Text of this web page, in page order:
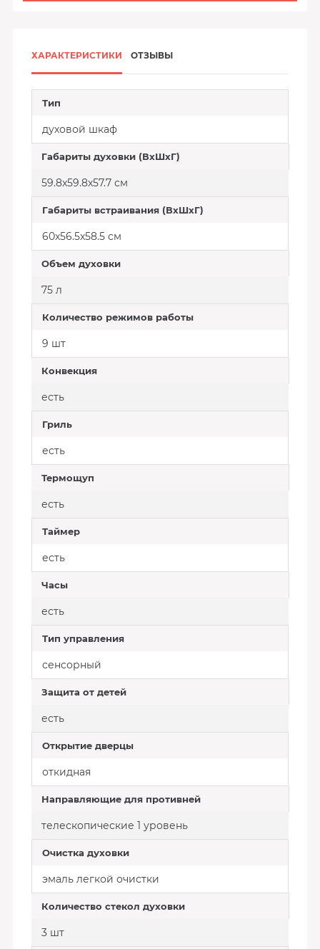
ХАРАКТЕРИСТИКИ ОТЗЫВЫ
Тип
духовой шкаф
Габариты духовки (ВxШxГ)
59.8x59.8x57.7 см
Габариты встраивания (ВxШxГ)
60x56.5x58.5 см
Объем духовки
75 л
Количество режимов работы
9 шт
Конвекция
есть
Гриль
есть
Термощуп
есть
Таймер
есть
Часы
есть
Тип управления
сенсорный
Защита от детей
есть
Открытие дверцы
откидная
Направляющие для противней
телескопические 1 уровень
Очистка духовки
эмаль легкой очистки
Количество стекол духовки
3 шт